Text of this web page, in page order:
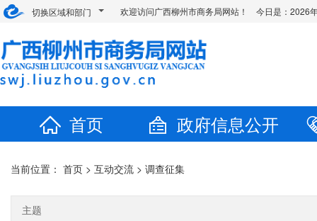
切换区域和部门 欢迎访问广西柳州市商务局网站！ 今日是： 2026
首页 政府信息公开
当前位置： 首页 > 互动交流 > 调查征集
主题